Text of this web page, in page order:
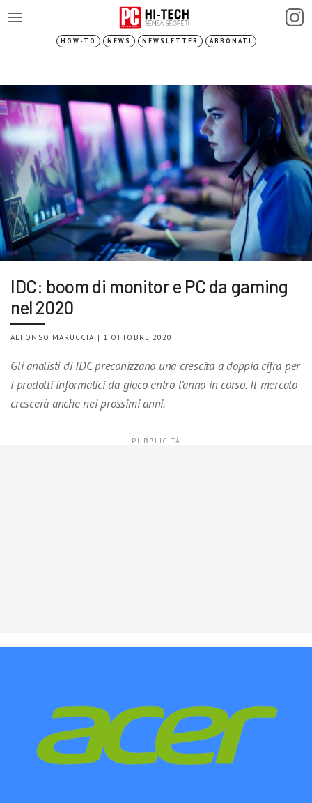
HOW-TO NEWS NEWSLETTER ABBONATI
IDC: boom di monitor e PC da gaming
nel 2020
ALFONSO MARUCCIA | 1 OTTOBRE 2020
Gli analisti di IDC preconizzano una crescita a doppia cifra per
i prodotti informatici da gioco entro l’anno in corso. Il mercato
crescerà anche nei prossimi anni.